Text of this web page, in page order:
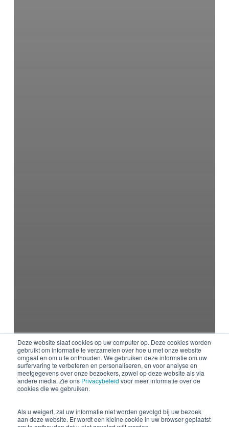
Deze website slaat cookies op uw computer op. Deze cookies worden
gebruikt om informatie te verzamelen over hoe u met onze website
omgaat en om u te onthouden. We gebruiken deze informatie om uw
surfervaring te verbeteren en personaliseren, en voor analyse en
meetgegevens over onze bezoekers, zowel op deze website als via
andere media. Zie ons Privacybeleid voor meer informatie over de
cookies die we gebruiken.
Als u weigert, zal uw informatie niet worden gevolgd bij uw bezoek
aan deze website. Er wordt een kleine cookie in uw browser geplaatst